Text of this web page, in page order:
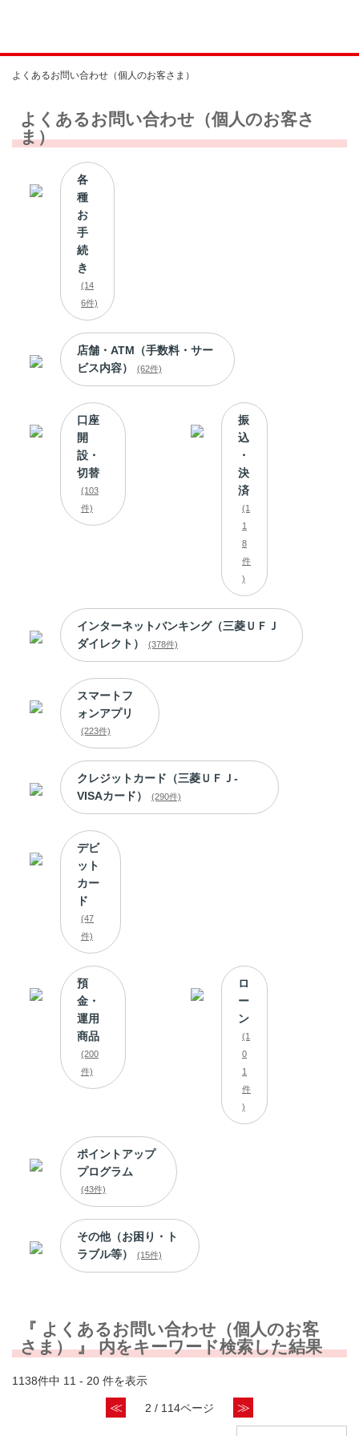
よくあるお問い合わせ（個人のお客さま）
よくあるお問い合わせ（個人のお客さ
ま）
各
種
お
手
続
き
(14
6件)
店舗・ATM（手数料・サー
ビス内容）
(62件)
口座
開
設・
切替
(103
件)
振
込
・
決
済
(1
1
8
件
)
インターネットバンキング（三菱ＵＦＪ
ダイレクト）
(378件)
スマートフ
ォンアプリ
(223件)
クレジットカード（三菱ＵＦＪ-
VISAカード）
(290件)
デビ
ット
カー
ド
(47
件)
預
金・
運用
商品
(200
件)
ロ
ー
ン
(1
0
1
件
)
ポイントアップ
プログラム
(43件)
その他（お困り・ト
ラブル等）
(15件)
『 よくあるお問い合わせ（個人のお客
さま） 』 内をキーワード検索した結果
1138件中 11 - 20 件を表示
≪ 2 / 114ページ ≫